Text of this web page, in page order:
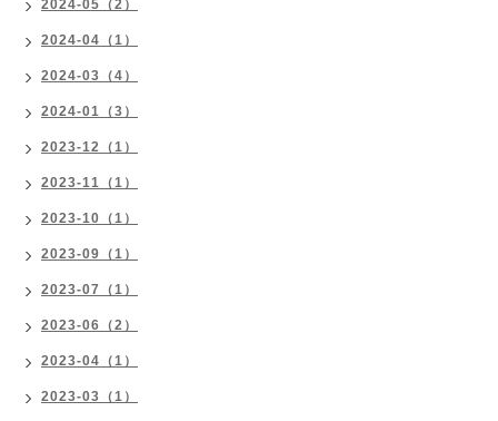
2024-05（2）
2024-04（1）
2024-03（4）
2024-01（3）
2023-12（1）
2023-11（1）
2023-10（1）
2023-09（1）
2023-07（1）
2023-06（2）
2023-04（1）
2023-03（1）